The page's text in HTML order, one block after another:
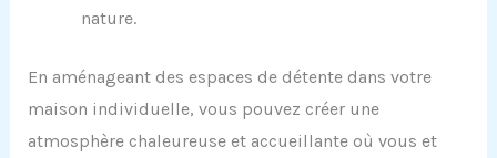
nature.
En aménageant des espaces de détente dans votre
maison individuelle, vous pouvez créer une
atmosphère chaleureuse et accueillante où vous et